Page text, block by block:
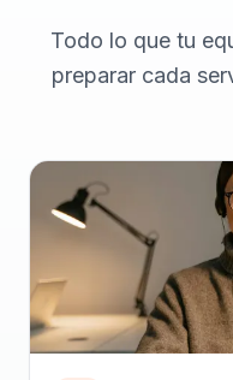
Todo lo que tu
preparar cada